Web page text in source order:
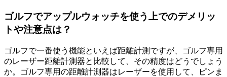
ゴルフでアップルウォッチを使う上でのデメリッ
トや注意点は？
ゴルフで一番使う機能といえば距離計測ですが、ゴルフ専用
のレーザー距離計測器と比較して、その精度はどうでしょう
か。ゴルフ専用の距離計測器はレーザーを使用して、ピンま